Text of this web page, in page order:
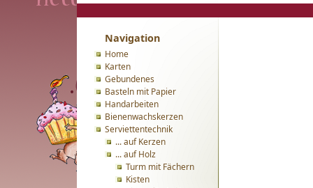
Navigation
Home
Karten
Gebundenes
Basteln mit Papier
Handarbeiten
Bienenwachskerzen
Serviettentechnik
... auf Kerzen
... auf Holz
Turm mit Fächern
Kisten